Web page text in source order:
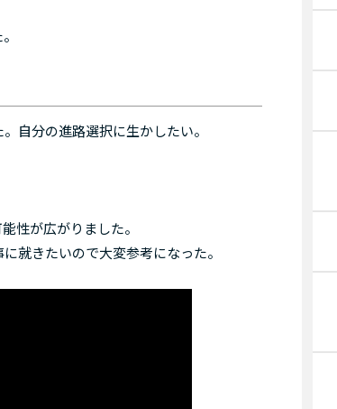
。
自分の進路選択に生かしたい。
性が広がりました。
就きたいので大変参考になった。